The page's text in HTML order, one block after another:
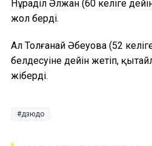
Нұраділ Әлжан (60 келіге
жол берді.
Ал Толғанай Әбеуова (52
белдесуіне дейін жетіп,
жіберді.
дзюдо